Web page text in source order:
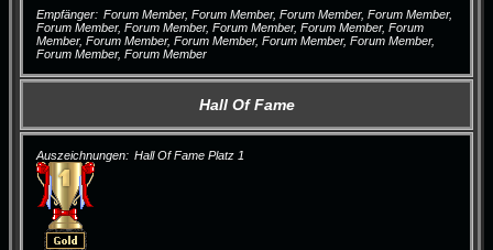
Empfänger
Forum Member, Forum Member, Forum Member, Forum Member,
Forum Member, Forum Member, Forum Member, Forum Member, Forum
Member, Forum Member, Forum Member, Forum Member, Forum Member,
Forum Member, Forum Member
Hall Of Fame
Auszeichnungen Hall Of Fame Platz 1